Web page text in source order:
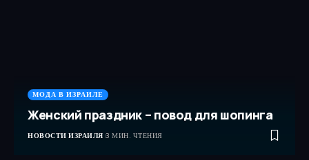
МОДА В ИЗРАИЛЕ
Женский праздник – повод для шопинга
НОВОСТИ ИЗРАИЛЯ 3 МИН. ЧТЕНИЯ